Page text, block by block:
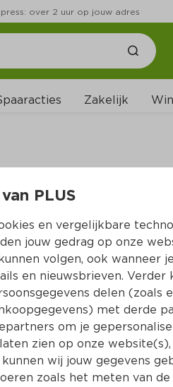
over 2 uur op jouw adres
Zakelijk
PLUS
en vergelijkbare
jouw gedrag op onze
volgen, ook wanneer
en nieuwsbrieven. Verder
delen (zoals
met derde
om je
zien op onze
wij jouw gegevens
zoals het meten van